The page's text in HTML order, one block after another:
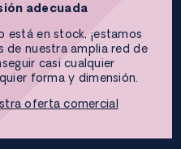
adecuada
está en stock, ¡estamos
de nuestra amplia red de
casi cualquier
forma y dimensión.
oferta comercial